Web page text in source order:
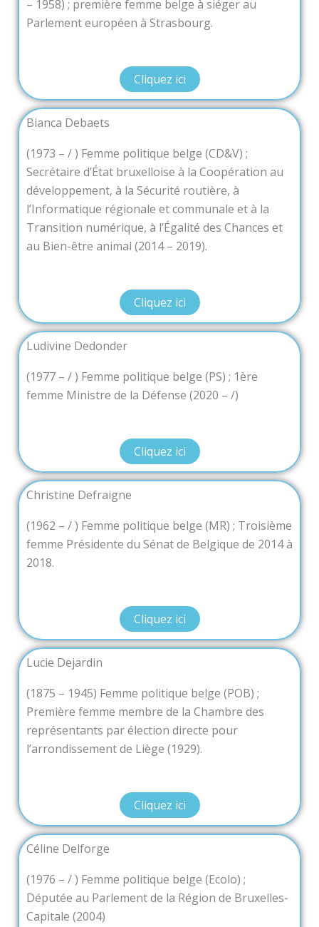
– 1958) ; première femme belge à siéger au
Parlement européen à Strasbourg.
Cliquez ici
Bianca Debaets
(1973 – / ) Femme politique belge (CD&V) ;
Secrétaire d’État bruxelloise à la Coopération au
développement, à la Sécurité routière, à
l’Informatique régionale et communale et à la
Transition numérique, à l’Égalité des Chances et
au Bien-être animal (2014 – 2019).
Cliquez ici
Ludivine Dedonder
(1977 – / ) Femme politique belge (PS) ; 1ère
femme Ministre de la Défense (2020 – /)
Cliquez ici
Christine Defraigne
(1962 – / ) Femme politique belge (MR) ; Troisième
femme Présidente du Sénat de Belgique de 2014 à
2018.
Cliquez ici
Lucie Dejardin
(1875 – 1945) Femme politique belge (POB) ;
Première femme membre de la Chambre des
représentants par élection directe pour
l’arrondissement de Liège (1929).
Cliquez ici
Céline Delforge
(1976 – / ) Femme politique belge (Ecolo) ;
Députée au Parlement de la Région de Bruxelles-
Capitale (2004)